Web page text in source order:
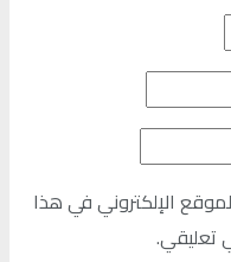
الإلكتروني في هذا
تعليقي.